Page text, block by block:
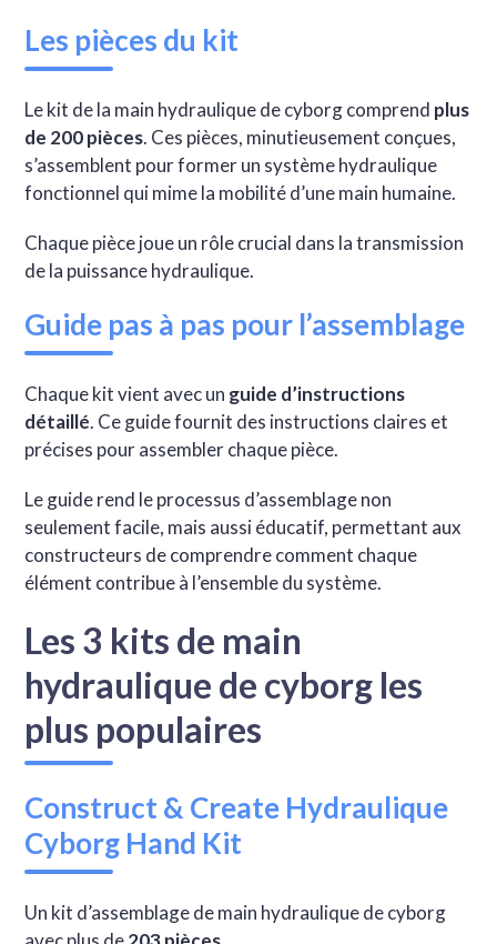
Les pièces du kit
Le kit de la main hydraulique de cyborg comprend plus
de 200 pièces. Ces pièces, minutieusement conçues,
s’assemblent pour former un système hydraulique
fonctionnel qui mime la mobilité d’une main humaine.
Chaque pièce joue un rôle crucial dans la transmission
de la puissance hydraulique.
Guide pas à pas pour l’assemblage
Chaque kit vient avec un guide d’instructions
détaillé. Ce guide fournit des instructions claires et
précises pour assembler chaque pièce.
Le guide rend le processus d’assemblage non
seulement facile, mais aussi éducatif, permettant aux
constructeurs de comprendre comment chaque
élément contribue à l’ensemble du système.
Les 3 kits de main
hydraulique de cyborg les
plus populaires
Construct & Create Hydraulique
Cyborg Hand Kit
Un kit d’assemblage de main hydraulique de cyborg